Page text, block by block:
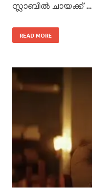
സ്ലാബിൽ ചായക്ക് …
READ MORE